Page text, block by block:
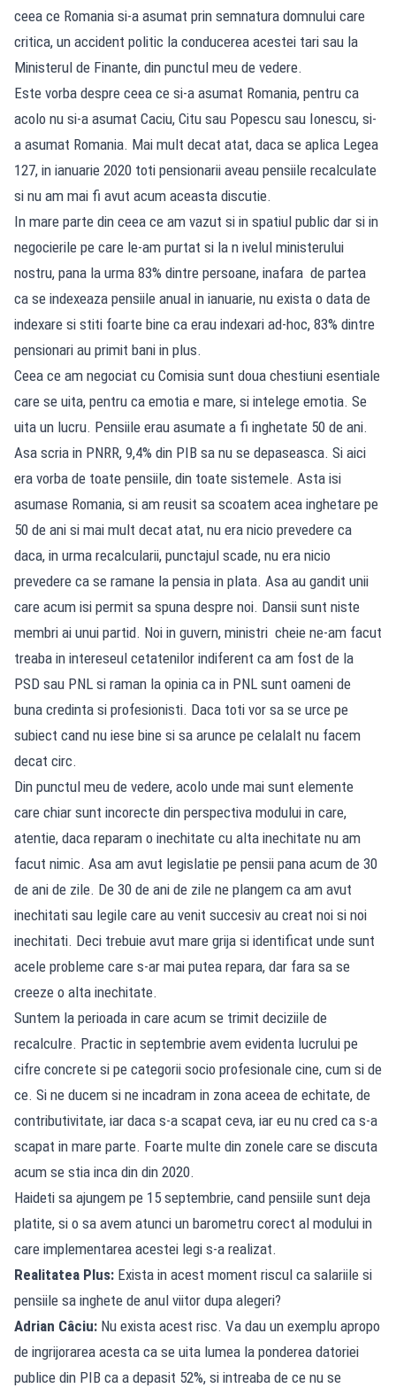
ceea ce Romania si-a asumat prin semnatura domnului care
critica, un accident politic la conducerea acestei tari sau la
Ministerul de Finante, din punctul meu de vedere.
Este vorba despre ceea ce si-a asumat Romania, pentru ca
acolo nu si-a asumat Caciu, Citu sau Popescu sau Ionescu, si-
a asumat Romania. Mai mult decat atat, daca se aplica Legea
127, in ianuarie 2020 toti pensionarii aveau pensiile recalculate
si nu am mai fi avut acum aceasta discutie.
In mare parte din ceea ce am vazut si in spatiul public dar si in
negocierile pe care le-am purtat si la n ivelul ministerului
nostru, pana la urma 83% dintre persoane, inafara de partea
ca se indexeaza pensiile anual in ianuarie, nu exista o data de
indexare si stiti foarte bine ca erau indexari ad-hoc, 83% dintre
pensionari au primit bani in plus.
Ceea ce am negociat cu Comisia sunt doua chestiuni esentiale
care se uita, pentru ca emotia e mare, si intelege emotia. Se
uita un lucru. Pensiile erau asumate a fi inghetate 50 de ani.
Asa scria in PNRR, 9,4% din PIB sa nu se depaseasca. Si aici
era vorba de toate pensiile, din toate sistemele. Asta isi
asumase Romania, si am reusit sa scoatem acea inghetare pe
50 de ani si mai mult decat atat, nu era nicio prevedere ca
daca, in urma recalcularii, punctajul scade, nu era nicio
prevedere ca se ramane la pensia in plata. Asa au gandit unii
care acum isi permit sa spuna despre noi. Dansii sunt niste
membri ai unui partid. Noi in guvern, ministri cheie ne-am facut
treaba in intereseul cetatenilor indiferent ca am fost de la
PSD sau PNL si raman la opinia ca in PNL sunt oameni de
buna credinta si profesionisti. Daca toti vor sa se urce pe
subiect cand nu iese bine si sa arunce pe celalalt nu facem
decat circ.
Din punctul meu de vedere, acolo unde mai sunt elemente
care chiar sunt incorecte din perspectiva modului in care,
atentie, daca reparam o inechitate cu alta inechitate nu am
facut nimic. Asa am avut legislatie pe pensii pana acum de 30
de ani de zile. De 30 de ani de zile ne plangem ca am avut
inechitati sau legile care au venit succesiv au creat noi si noi
inechitati. Deci trebuie avut mare grija si identificat unde sunt
acele probleme care s-ar mai putea repara, dar fara sa se
creeze o alta inechitate.
Suntem la perioada in care acum se trimit deciziile de
recalculre. Practic in septembrie avem evidenta lucrului pe
cifre concrete si pe categorii socio profesionale cine, cum si de
ce. Si ne ducem si ne incadram in zona aceea de echitate, de
contributivitate, iar daca s-a scapat ceva, iar eu nu cred ca s-a
scapat in mare parte. Foarte multe din zonele care se discuta
acum se stia inca din din 2020.
Haideti sa ajungem pe 15 septembrie, cand pensiile sunt deja
platite, si o sa avem atunci un barometru corect al modului in
care implementarea acestei legi s-a realizat.
Realitatea Plus: Exista in acest moment riscul ca salariile si
pensiile sa inghete de anul viitor dupa alegeri?
Adrian Câciu: Nu exista acest risc. Va dau un exemplu apropo
de ingrijorarea acesta ca se uita lumea la ponderea datoriei
publice din PIB ca a depasit 52%, si intreaba de ce nu se